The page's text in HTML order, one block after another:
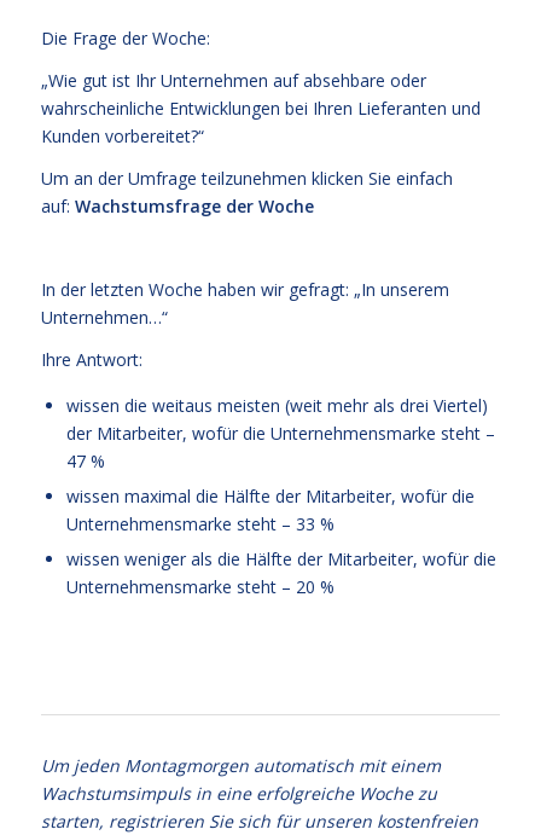
Die Frage der Woche:
„Wie gut ist Ihr Unternehmen auf absehbare oder
wahrscheinliche Entwicklungen bei Ihren Lieferanten und
Kunden vorbereitet?“
Um an der Umfrage teilzunehmen klicken Sie einfach
auf: Wachstumsfrage der Woche
In der letzten Woche haben wir gefragt: „In unserem
Unternehmen…“
Ihre Antwort:
wissen die weitaus meisten (weit mehr als drei Viertel)
der Mitarbeiter, wofür die Unternehmensmarke steht –
47 %
wissen maximal die Hälfte der Mitarbeiter, wofür die
Unternehmensmarke steht – 33 %
wissen weniger als die Hälfte der Mitarbeiter, wofür die
Unternehmensmarke steht – 20 %
Um jeden Montagmorgen automatisch mit einem
Wachstumsimpuls in eine erfolgreiche Woche zu
starten, registrieren Sie sich für unseren kostenfreien